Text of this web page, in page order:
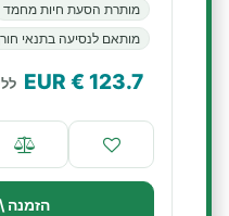
מותרת הסעת חיות מחמד
מותאם לנסיעה בתנאי
123.7
€ EUR
הזמנה